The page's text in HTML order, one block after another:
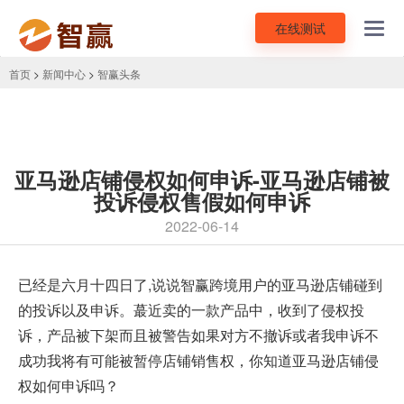
在线测试
首页 > 新闻中心 > 智赢头条
亚马逊店铺侵权如何申诉-亚马逊店铺被
投诉侵权售假如何申诉
2022-06-14
已经是六月十四日了,说说智赢跨境用户的亚马逊店铺碰到
的投诉以及申诉。蕞近卖的一款产品中，收到了侵权投
诉，产品被下架而且被警告如果对方不撤诉或者我申诉不
成功我将有可能被暂停店铺销售权，你知道亚马逊店铺侵
权如何申诉吗？